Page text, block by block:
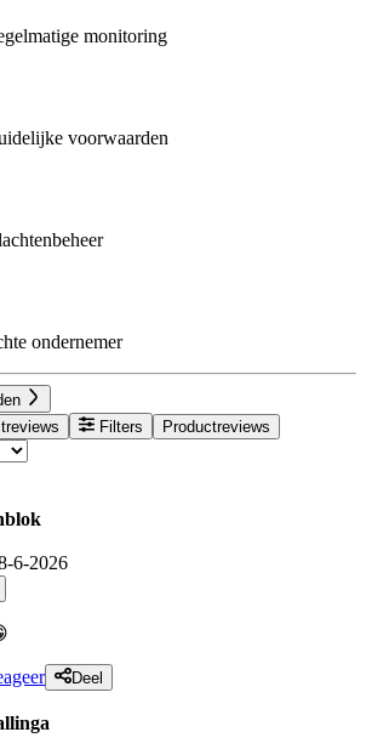
monitoring
voorwaarden
ondernemer
Filters Productreviews
6-2026
Deel